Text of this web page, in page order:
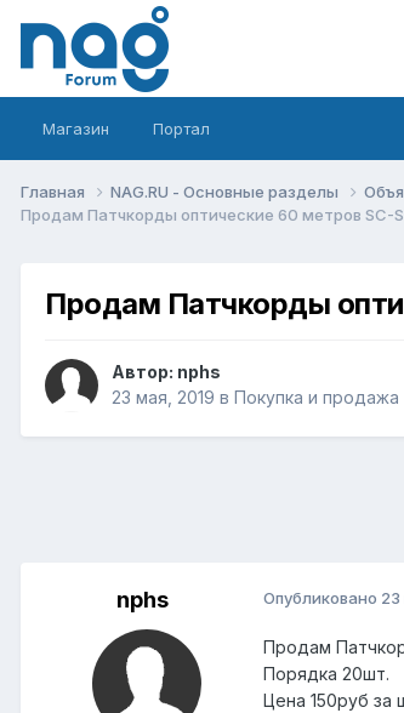
Магазин Портал
Главная NAG.RU - Основные разделы
Продам Патчкорды оптические 60 метров SC-
Продам Патчкорды
Автор: nphs
23 мая, 2019 в Покупка и
nphs Опубликовано 23
Продам
Порядка 20шт.
Цена 150руб за